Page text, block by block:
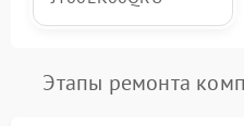
Этапы ремонта